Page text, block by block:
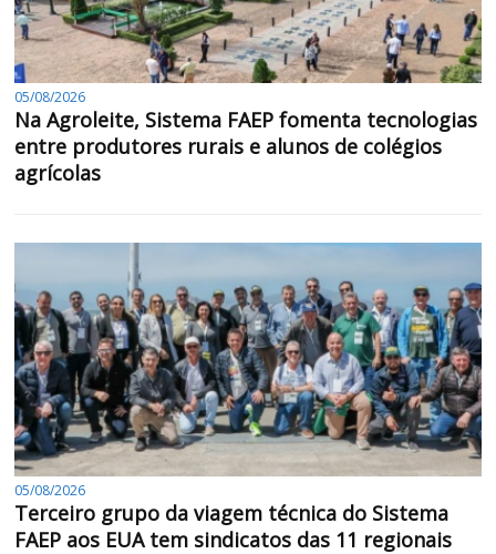
05/08/2026
Na Agroleite, Sistema FAEP fomenta tecnologias
entre produtores rurais e alunos de colégios
agrícolas
05/08/2026
Terceiro grupo da viagem técnica do Sistema
FAEP aos EUA tem sindicatos das 11 regionais